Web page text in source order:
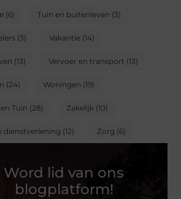
(6) Tuin en buitenleven (3)
(3) Vakantie (14)
(13) Vervoer en transport (13)
(24) Woningen (19)
Tuin (28) Zakelijk (10)
dienstverlening (12) Zorg (6)
Word lid van ons
blogplatform!